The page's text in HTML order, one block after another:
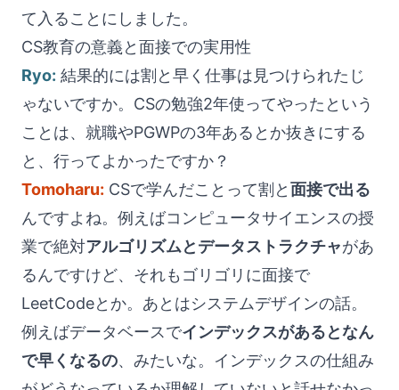
て入ることにしました。
CS教育の意義と面接での実用性
Ryo: 結果的には割と早く仕事は見つけられたじ
ゃないですか。CSの勉強2年使ってやったという
ことは、就職やPGWPの3年あるとか抜きにする
と、行ってよかったですか？
Tomoharu: CSで学んだことって割と面接で出る
んですよね。例えばコンピュータサイエンスの授
業で絶対アルゴリズムとデータストラクチャがあ
るんですけど、それもゴリゴリに面接で
LeetCodeとか。あとはシステムデザインの話。
例えばデータベースでインデックスがあるとなん
で早くなるの、みたいな。インデックスの仕組み